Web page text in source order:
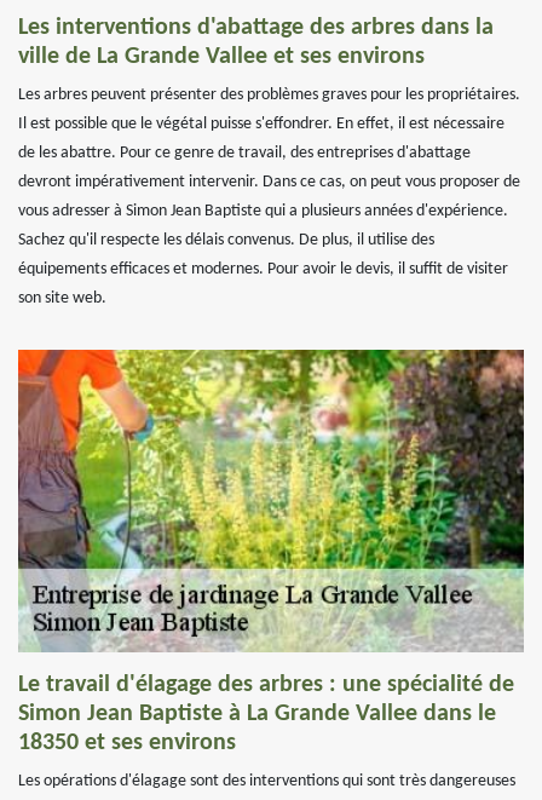
Les interventions d'abattage des arbres dans la
ville de La Grande Vallee et ses environs
Les arbres peuvent présenter des problèmes graves pour les propriétaires.
Il est possible que le végétal puisse s'effondrer. En effet, il est nécessaire
de les abattre. Pour ce genre de travail, des entreprises d'abattage
devront impérativement intervenir. Dans ce cas, on peut vous proposer de
vous adresser à Simon Jean Baptiste qui a plusieurs années d'expérience.
Sachez qu'il respecte les délais convenus. De plus, il utilise des
équipements efficaces et modernes. Pour avoir le devis, il suffit de visiter
son site web.
Le travail d'élagage des arbres : une spécialité de
Simon Jean Baptiste à La Grande Vallee dans le
18350 et ses environs
Les opérations d'élagage sont des interventions qui sont très dangereuses